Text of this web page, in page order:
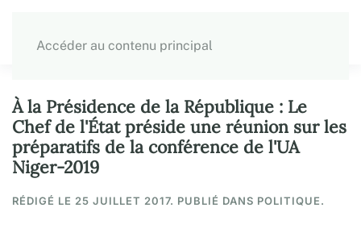
Accéder au contenu principal
À la Présidence de la République : Le
Chef de l'État préside une réunion sur les
préparatifs de la conférence de l'UA
Niger-2019
RÉDIGÉ LE 25 JUILLET 2017. PUBLIÉ DANS POLITIQUE.